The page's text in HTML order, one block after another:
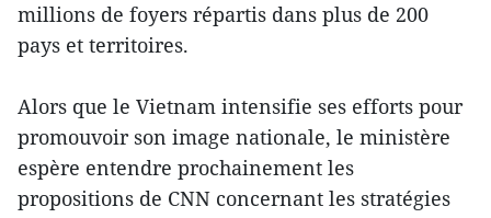
millions de foyers répartis dans plus de 200
pays et territoires.
Alors que le Vietnam intensifie ses efforts pour
promouvoir son image nationale, le ministère
espère entendre prochainement les
propositions de CNN concernant les stratégies